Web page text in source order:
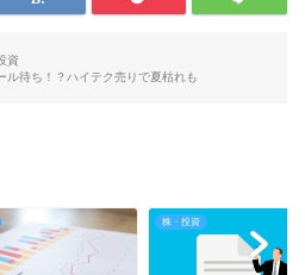
資
ル待ち！？ハイテク売りで夏枯れも
株・投資